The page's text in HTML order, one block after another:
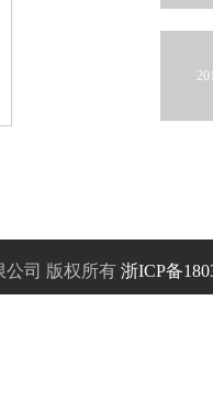
公司 版权所有 浙ICP备